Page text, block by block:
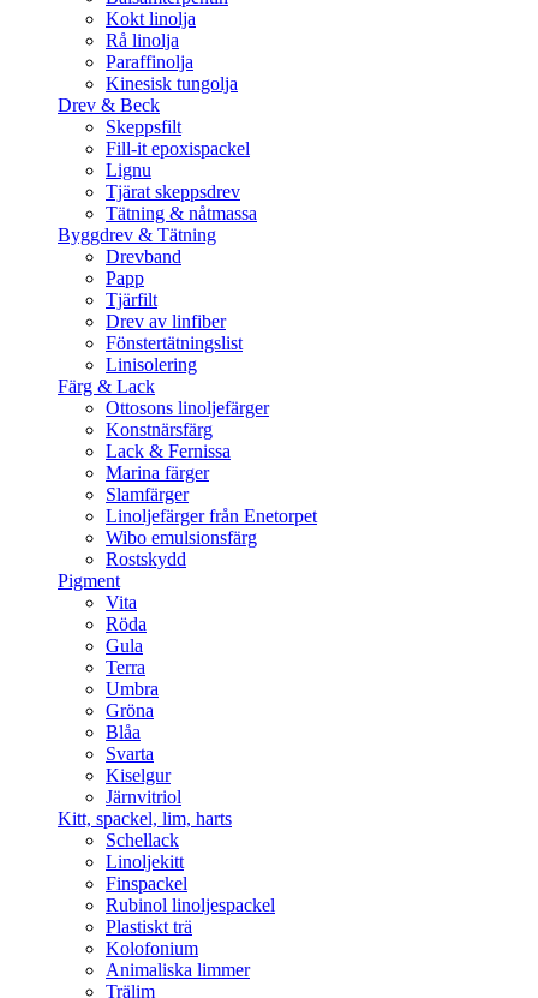
Kokt linolja
Rå linolja
Paraffinolja
Kinesisk tungolja
Drev & Beck
Skeppsfilt
Fill-it epoxispackel
Lignu
Tjärat skeppsdrev
Tätning & nåtmassa
Byggdrev & Tätning
Drevband
Papp
Tjärfilt
Drev av linfiber
Fönstertätningslist
Linisolering
Färg & Lack
Ottosons linoljefärger
Konstnärsfärg
Lack & Fernissa
Marina färger
Slamfärger
Linoljefärger från Enetorpet
Wibo emulsionsfärg
Rostskydd
Pigment
Vita
Röda
Gula
Terra
Umbra
Gröna
Blåa
Svarta
Kiselgur
Järnvitriol
Kitt, spackel, lim, harts
Schellack
Linoljekitt
Finspackel
Rubinol linoljespackel
Plastiskt trä
Kolofonium
Animaliska limmer
Trälim